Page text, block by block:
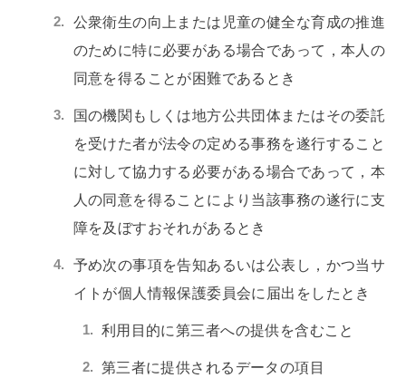
公衆衛生の向上または児童の健全な育成の推進
のために特に必要がある場合であって，本人の
同意を得ることが困難であるとき
国の機関もしくは地方公共団体またはその委託
を受けた者が法令の定める事務を遂行すること
に対して協力する必要がある場合であって，本
人の同意を得ることにより当該事務の遂行に支
障を及ぼすおそれがあるとき
予め次の事項を告知あるいは公表し，かつ当サ
イトが個人情報保護委員会に届出をしたとき
利用目的に第三者への提供を含むこと
第三者に提供されるデータの項目